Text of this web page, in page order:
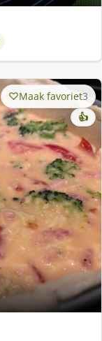
Maak favoriet3
👍